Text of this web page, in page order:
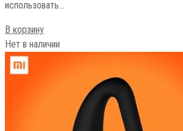
использовать…
В корзину
Нет в наличии